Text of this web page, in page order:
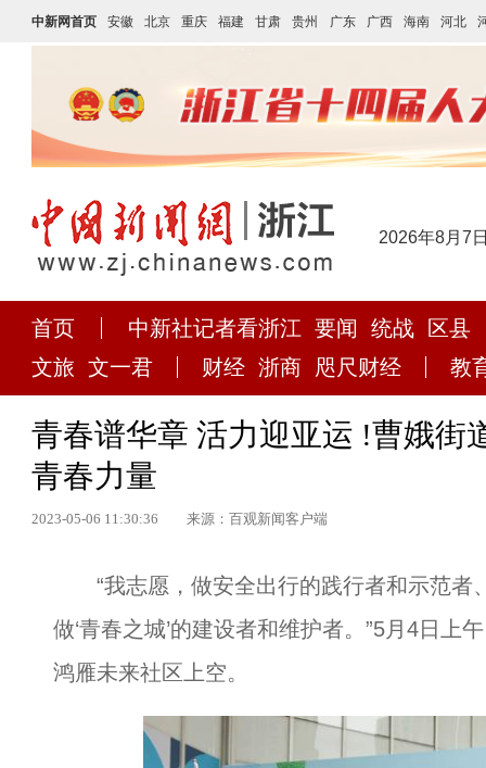
中新网首页 安徽 北京 重庆 福建 甘肃 贵州 广东 广西 海南 河北
2026年8月7
首页 中新社记者看浙江 要闻 统战
区县
文旅 文一君 财经 浙商 咫尺财经 教
青春谱华章 活力迎亚运 !曹娥街
青春力量
2023-05-06 11:30:36 来源：百观新闻客户端
“我志愿，做安全出行的践行者和示范者
做‘青春之城’的建设者和维护者。”5月4日上
鸿雁未来社区上空。